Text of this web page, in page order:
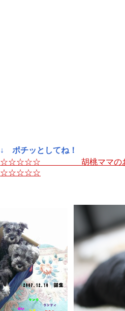
↓ ポチッとしてね！
☆☆☆☆☆ 胡桃ママの
☆☆☆☆☆